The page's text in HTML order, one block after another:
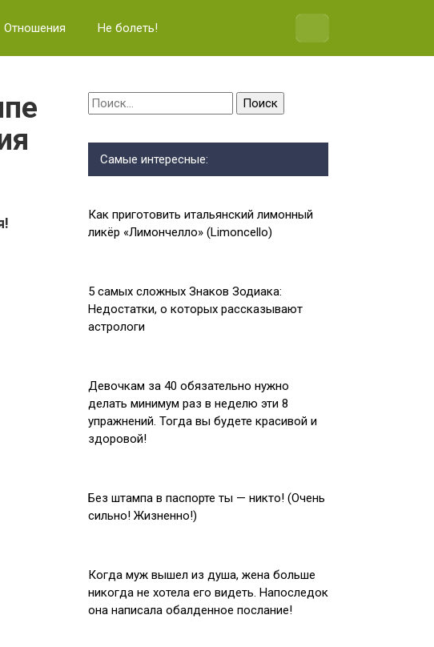
Отношения Не болеть!
Найти:
Самые интересные:
Как приготовить итальянский лимонный
ликёр «Лимончелло» (Limoncello)
5 самых сложных Знаков Зодиака:
Недостатки, о которых рассказывают
астрологи
Девочкам за 40 обязательно нужно
делать минимум раз в неделю эти 8
упражнений. Тогда вы будете красивой и
здоровой!
Без штампа в паспорте ты — никто! (Очень
сильно! Жизненно!)
Когда муж вышел из душа, жена больше
никогда не хотела его видеть. Напоследок
она написала обалденное послание!